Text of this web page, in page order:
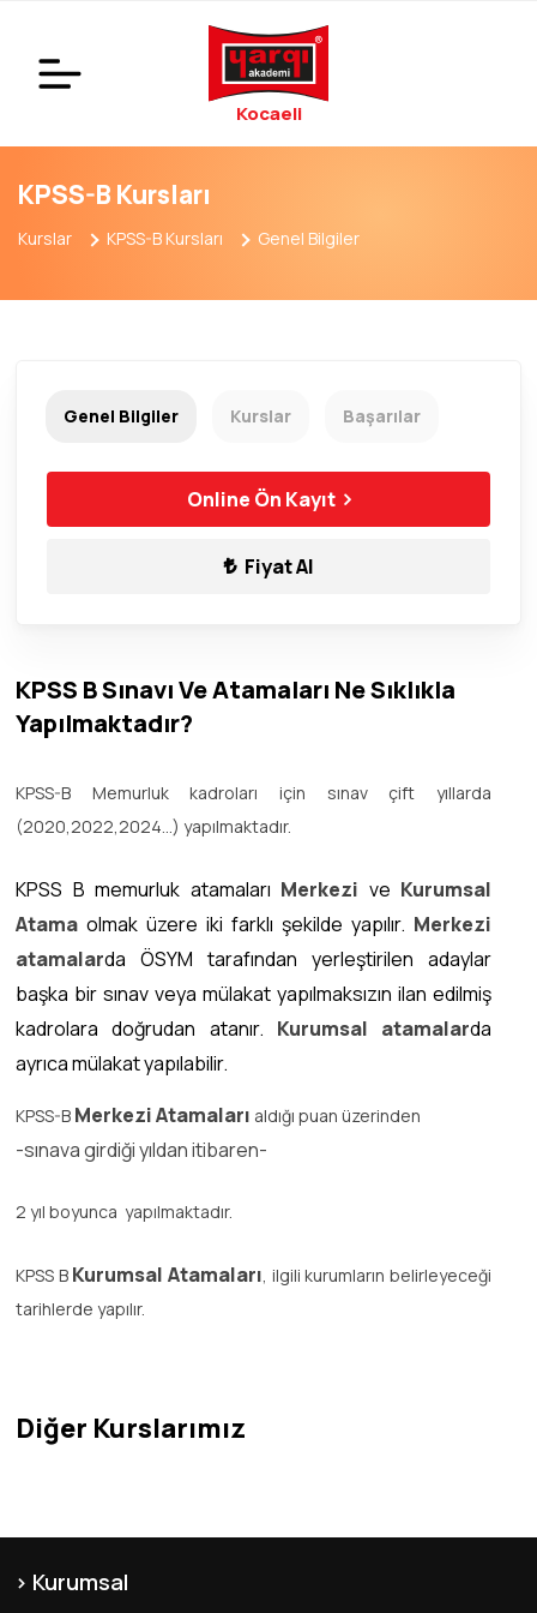
Kocaeli
KPSS-B Kursları
Kurslar KPSS-B Kursları Genel Bilgiler
KPSS B Sınavı Ve Atamaları Ne Sıklıkla
Yapılmaktadır?
KPSS-B Memurluk kadroları için sınav çift yıllarda
(2020,2022,2024...) yapılmaktadır.
KPSS B memurluk atamaları Merkezi ve Kurumsal
Atama olmak üzere iki farklı şekilde yapılır. Merkezi
atamalarda ÖSYM tarafından yerleştirilen adaylar
başka bir sınav veya mülakat yapılmaksızın ilan edilmiş
kadrolara doğrudan atanır. Kurumsal atamalarda
ayrıca mülakat yapılabilir.
KPSS-B Merkezi Atamaları aldığı puan üzerinden
-sınava girdiği yıldan itibaren-
2 yıl boyunca yapılmaktadır.
KPSS B Kurumsal Atamaları , ilgili kurumların belirleyeceği
tarihlerde yapılır.
Genel Bilgiler Kurslar Başarılar
Online Ön Kayıt
Fiyat Al
Diğer Kurslarımız
Kurumsal